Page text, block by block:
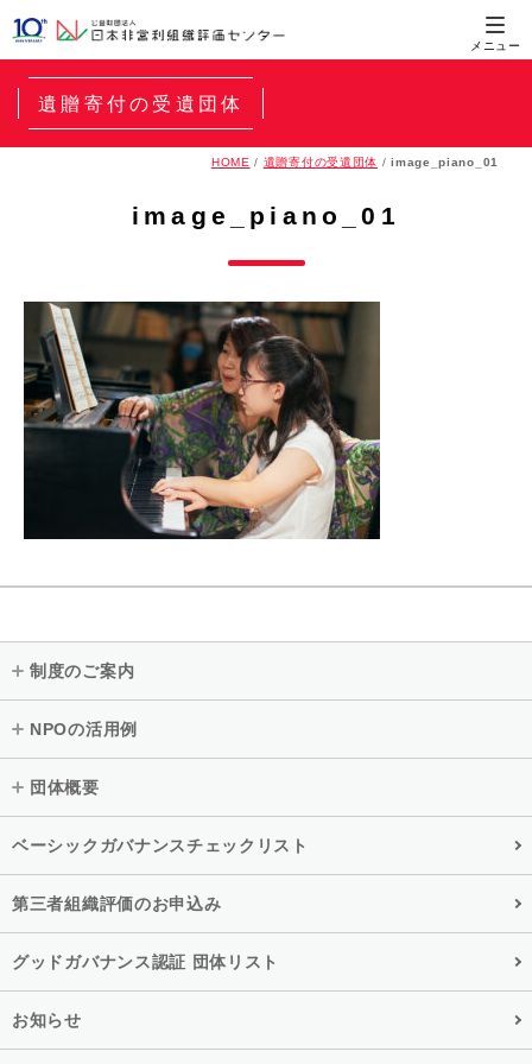
遺贈寄付の受遺団体
HOME / 遺贈寄付の受遺団体 /image_piano_01
image_piano_01
制度のご案内
NPOの活用例
団体概要
ベーシックガバナンスチェックリスト
第三者組織評価のお申込み
グッドガバナンス認証 団体リスト
お知らせ